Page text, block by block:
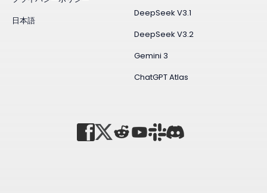
DeepSeek V3.1
DeepSeek V3.2
Gemini 3
ChatGPT Atlas
日本語